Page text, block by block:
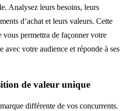
Analysez leurs besoins, leurs
d’achat et leurs valeurs. Cette
permettra de façonner votre
avec votre audience et réponde à ses
de valeur unique
différente de vos concurrents.